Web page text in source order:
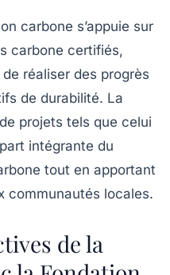
carbone s’appuie sur
carbone certifiés,
réaliser des progrès
de durabilité. La
projets tels que celui
intégrante du
tout en apportant
communautés locales.
de la